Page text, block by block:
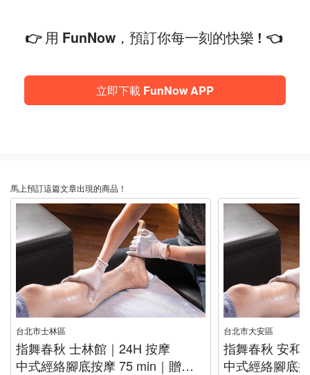
👉 用 FunNow，預訂你每一刻的快樂 ! 👈
立即下載 FunNow APP
馬上預訂這篇文章出現的商品！
台北市士林區
指舞春秋 士林館｜24H 按摩
中式經絡腳底按摩 75 min｜贈薰衣草香氛泡腳
台北市大安區
指舞春秋 安和
中式經絡腳底按摩 75